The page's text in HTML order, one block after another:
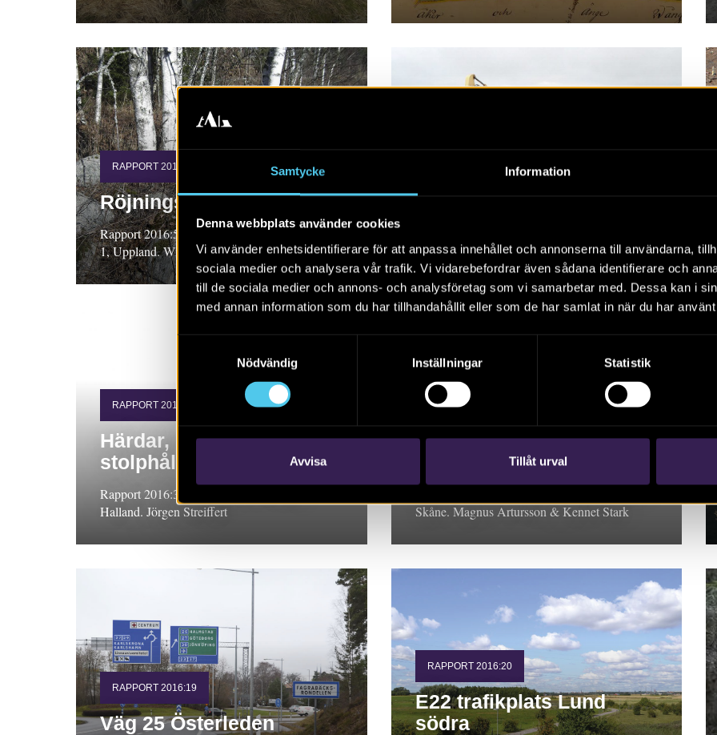
Samtycke Information
Denna webbplats använder cookies
Vi använder enhetsidentifierare för att anpassa innehållet och annonserna till användarna,
sociala medier och analysera vår trafik. Vi vidarebefordrar även sådana identifierare och
till de sociala medier och annons- och analysföretag som vi samarbetar med. Dessa kan i
med annan information som du har tillhandahållit eller som de har samlat in när du har
Nödvändig
Inställningar Statistik
Avvisa Tillåt urval
RAPPORT 2016:51
Röjningsrösen i Alunda
Rapport 2016:51. Arkeologisk utredning, etapp
1, Uppland. Wivianne Bondesson
kompletterande
arkeologisk utredning
Halland. Petra Nordin
RAPPORT 2016:31
Härdar, gropar och
stolphål
Rapport 2016:31. Arkeologisk utredning,
Halland. Jörgen Streiffert
Lommabanan
Skåne. Magnus Artursson & Kennet Stark
RAPPORT 2016:19
Väg 25 Österleden
RAPPORT 2016:20
E22 trafikplats Lund
södra